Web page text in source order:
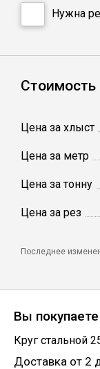
Нужна
Стоимость
Цена за хлыст
Цена за метр
Цена за тонну
Цена за рез
Последнее
Вы покупаете
Круг стальной
Доставка от 2